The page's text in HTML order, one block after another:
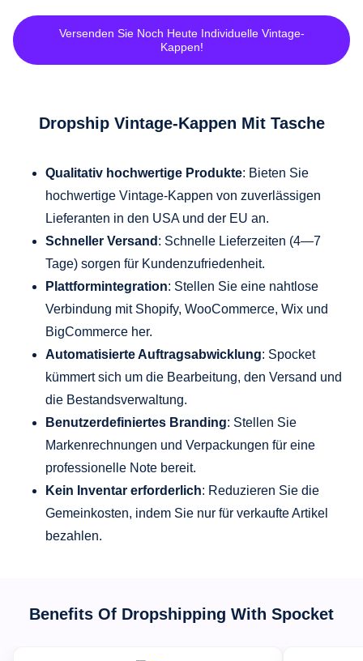
Versenden Sie Noch Heute Individuelle Vintage-
Kappen!
Dropship Vintage-Kappen Mit Tasche
Qualitativ hochwertige Produkte: Bieten Sie
hochwertige Vintage-Kappen von zuverlässigen
Lieferanten in den USA und der EU an.
Schneller Versand : Schnelle Lieferzeiten (4—7
Tage) sorgen für Kundenzufriedenheit.
Plattformintegration: Stellen Sie eine nahtlose
Verbindung mit Shopify, WooCommerce, Wix und
BigCommerce her.
Automatisierte Auftragsabwicklung: Spocket
kümmert sich um die Bearbeitung, den Versand und
die Bestandsverwaltung.
Benutzerdefiniertes Branding: Stellen Sie
Markenrechnungen und Verpackungen für eine
professionelle Note bereit.
Kein Inventar erforderlich: Reduzieren Sie die
Gemeinkosten, indem Sie nur für verkaufte Artikel
bezahlen.
Benefits Of Dropshipping With Spocket